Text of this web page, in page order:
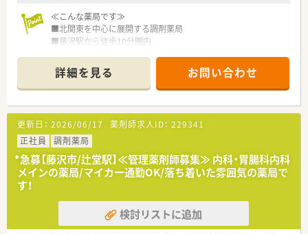
≪こんな薬局です≫
■北関東を中心に展開する調剤薬局
■藤沢駅から徒歩10分圏内
■調剤経験があれば管薬経験はなくても大丈夫です
■一人薬剤師ですが調剤事務のサポートがあります
■内科・呼吸器科を中心に応需
■新規開局店舗で気持ちよくのびのびと働けます
※自動車運転免許必須
詳細を見る お問い合わせ
更新日： 2026/06/17 薬剤師求人ID： 229341
正社員
調剤薬局
*急募【藤沢市/辻堂駅】≪管理薬剤師募集≫ 内科・胃腸科内科
メインの薬局/マイカー通勤OK/落ち着いた雰囲気の薬局で
す！
検討リストに追加